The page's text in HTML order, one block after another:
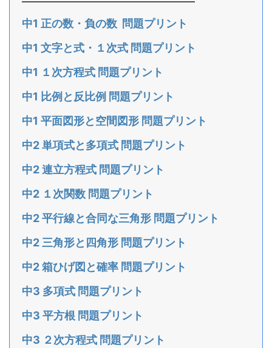
中1 正の数・負の数 問題プリント
中1 文字と式・１次式 問題プリント
中1 １次方程式 問題プリント
中1 比例と反比例 問題プリント
中1 平面図形と空間図形 問題プリント
中2 単項式と多項式 問題プリント
中2 連立方程式 問題プリント
中2 １次関数 問題プリント
中2 平行線と合同な三角形 問題プリント
中2 三角形と四角形 問題プリント
中2 箱ひげ図と確率 問題プリント
中3 多項式 問題プリント
中3 平方根 問題プリント
中3 ２次方程式 問題プリント